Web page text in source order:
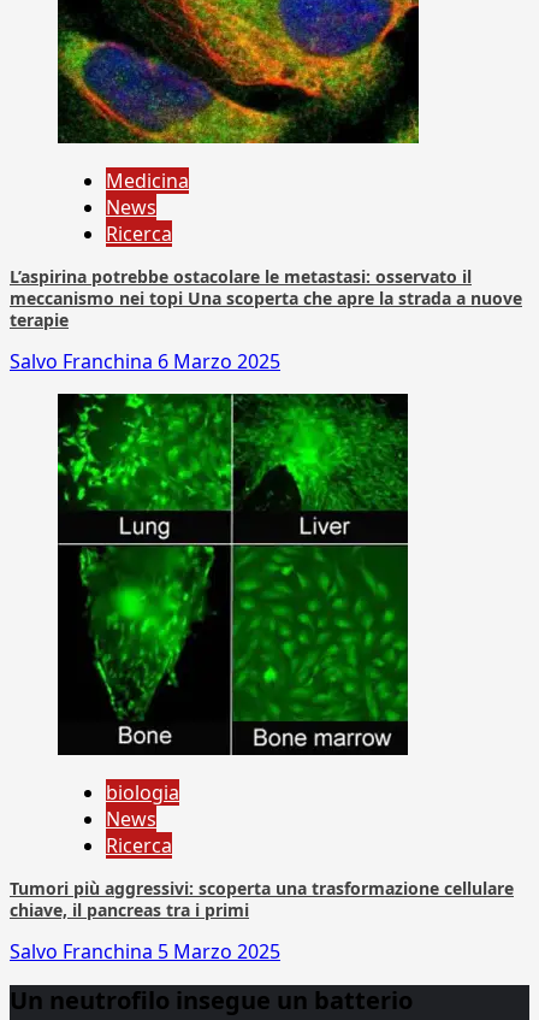
Medicina
News
Ricerca
L’aspirina potrebbe ostacolare le metastasi: osservato il
meccanismo nei topi Una scoperta che apre la strada a nuove
terapie
Salvo Franchina 6 Marzo 2025
biologia
News
Ricerca
Tumori più aggressivi: scoperta una trasformazione cellulare
chiave, il pancreas tra i primi
Salvo Franchina 5 Marzo 2025
Un neutrofilo insegue un batterio